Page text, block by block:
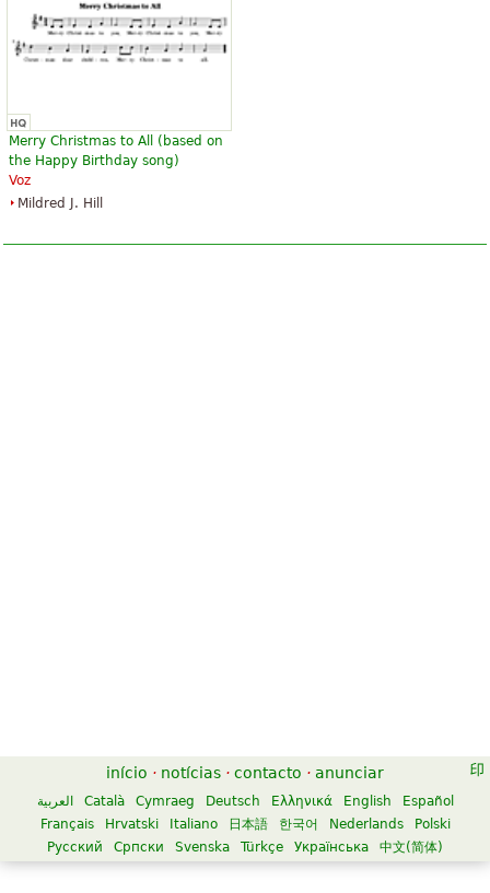
Merry Christmas to All (based on
the Happy Birthday song)
Voz
Mildred J. Hill
início · notícias · contacto · anunciar
العربية Català Cymraeg Deutsch Ελληνικά English
Español
Français
Hrvatski Italiano 日本語 한국어 Nederlands
Polski
Русский
Српски Svenska Türkçe Українська 中文(简体)